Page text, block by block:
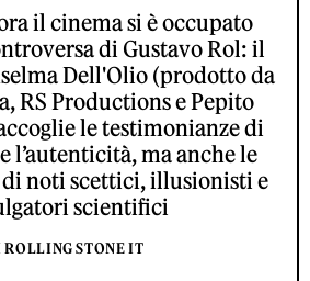
il cinema si è occupato
di Gustavo Rol: il
Dell'Olio (prodotto da
RS Productions e Pepito
le testimonianze di
l’autenticità, ma anche le
noti scettici, illusionisti e
scientifici
ROLLING STONE IT